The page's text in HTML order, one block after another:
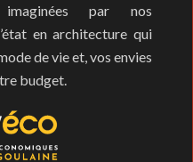
imaginées par nos
en architecture qui
de vie et, vos envies
budget.